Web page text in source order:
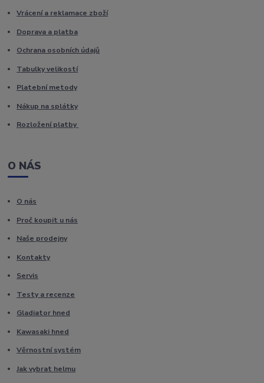
Vrácení a reklamace zboží
Doprava a platba
Ochrana osobních údajů
Tabulky velikostí
Platební metody
Nákup na splátky
Rozložení platby
O NÁS
O nás
Proč koupit u nás
Naše prodejny
Kontakty
Servis
Testy a recenze
Gladiator hned
Kawasaki hned
Věrnostní systém
Jak vybrat helmu